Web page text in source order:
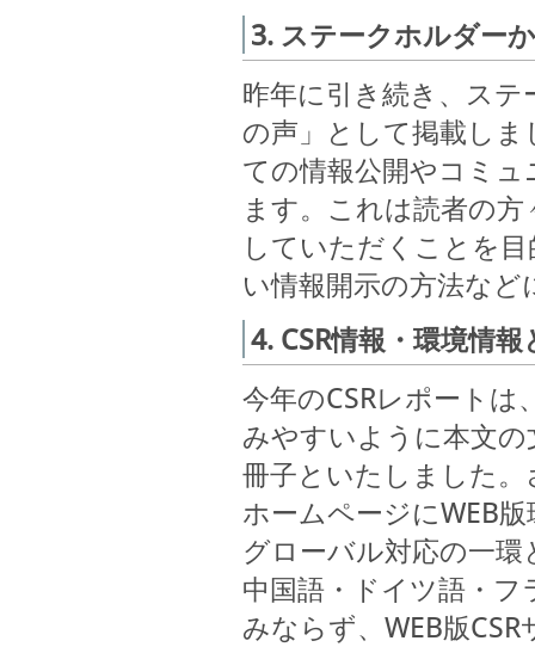
3. ステークホルダー
昨年に引き続き、ス
の声」として掲載し
ての情報公開やコミ
ます。これは読者の
していただくことを
い情報開示の方法な
4. CSR情報・環境情
今年のCSRレポート
みやすいように本文
冊子といたしました
ホームページにWEB
グローバル対応の一
中国語・ドイツ語・フ
みならず、WEB版